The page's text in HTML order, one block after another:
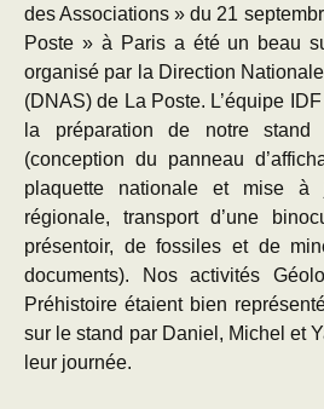
des Associations » du 21
Poste » à Paris a été un beau
organisé par la Direction
(DNAS) de La Poste. L’équipe
la préparation de notre
(conception du panneau
plaquette nationale et mise
régionale, transport d’une
présentoir, de fossiles et de
documents). Nos activités
Préhistoire étaient bien
sur le stand par Daniel, Michel et
leur journée.